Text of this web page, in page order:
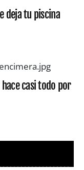
deja tu piscina
casi todo por